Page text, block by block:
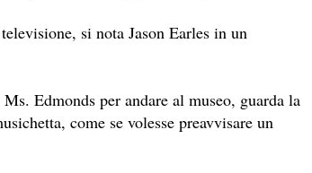
si nota Jason Earles in un
Edmonds per andare al museo, guarda la
come se volesse preavvisare un